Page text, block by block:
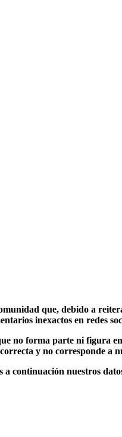
que, debido a
inexactos en redes
no forma parte ni figura
y no corresponde a
continuación nuestros